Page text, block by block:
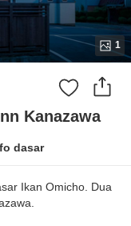
1
Kanazawa
dasar
Ikan Omicho. Dua